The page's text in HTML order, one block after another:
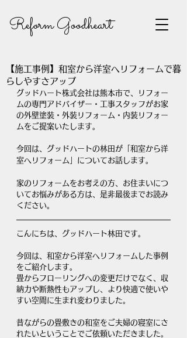
Reform Goodheart
【施工事例】和室から洋室へリフォームで暮
らしやすさアップ
グッドハート株式会社は熊本市で、リフォー
ムの専門アドバイザー・工事スタッフがお家
の外壁塗装・外装リフォーム・内装リフォー
ムをご提案いたします。
今回は、グッドハートの林田が「和室から洋
室へリフォーム」についてお話します。
家のリフォームをお考えの方、お住まいにつ
いてお悩みがある方は、是非最後までお読み
ください。
こんにちは、グッドハート林田です。
今回は、和室から洋室へリフォームした事例
をご紹介します。
畳からフローリングへの変更だけでなく、収
納力や断熱性もアップし、より快適で使いや
すい空間に生まれ変わりました。
昔ながらの畳敷きの和室をご夫婦の寝室にさ
れたいということでご依頼いただきました。